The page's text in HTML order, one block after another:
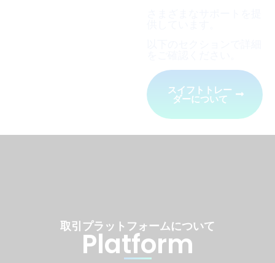
スイフトトレー
ダーについて
取引プラットフォームについて
Platform